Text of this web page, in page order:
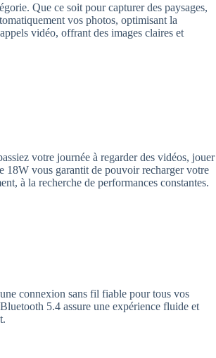
Que ce soit pour capturer des paysages,
vos photos, optimisant la
vidéo, offrant des images claires et
votre journée à regarder des vidéos, jouer
18W vous garantit de pouvoir recharger votre
à la recherche de performances constantes.
connexion sans fil fiable pour tous vos
5.4 assure une expérience fluide et